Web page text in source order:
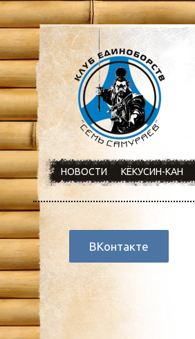
НОВОСТИ КЁКУСИН-КАН
ВКонтакте